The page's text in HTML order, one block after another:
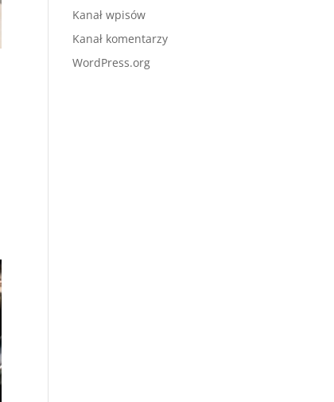
Kanał wpisów
Kanał komentarzy
WordPress.org